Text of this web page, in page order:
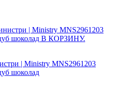
| Ministry MNS2961203
шоколад